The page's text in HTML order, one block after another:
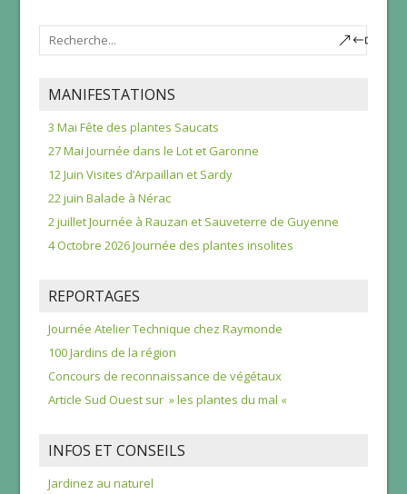
MANIFESTATIONS
3 Mai Fête des plantes Saucats
27 Mai Journée dans le Lot et Garonne
12 Juin Visites d’Arpaillan et Sardy
22 juin Balade à Nérac
2 juillet Journée à Rauzan et Sauveterre de Guyenne
4 Octobre 2026 Journée des plantes insolites
REPORTAGES
Journée Atelier Technique chez Raymonde
100 Jardins de la région
Concours de reconnaissance de végétaux
Article Sud Ouest sur » les plantes du mal «
INFOS ET CONSEILS
Jardinez au naturel